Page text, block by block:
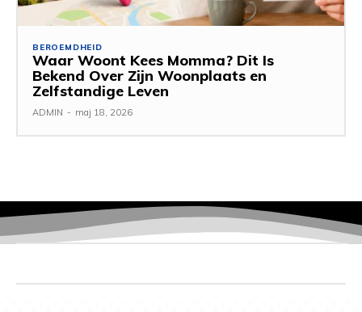
BEROEMDHEID
Waar Woont Kees Momma? Dit Is
Bekend Over Zijn Woonplaats en
Zelfstandige Leven
ADMIN - maj 18, 2026